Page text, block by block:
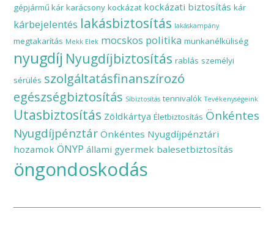
gépjármű kár karácsony kockázat kockázati biztosítás kár
kárbejelentés lakásbiztosítás lakáskampány
megtakarítás Mekk Elek mocskos politika munkanélküliség
nyugdíj Nyugdíjbiztosítás rablás személyi
sérülés szolgáltatásfinanszírozó
egészségbiztosítás Síbiztosítás tennivalók Tevékenységeink
Utasbiztosítás Zöldkártya Életbiztosítás Önkéntes
Nyugdíjpénztár Önkéntes Nyugdíjpénztári
hozamok ÖNYP állami gyermek balesetbiztosítás
öngondoskodás